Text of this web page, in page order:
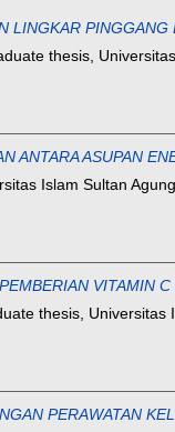
LINGKAR
thesis,
ANTARA ASUPAN
Islam Sultan
VITAMIN
thesis, Universitas
PERAWATAN